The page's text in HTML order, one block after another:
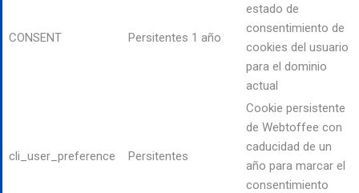
CONSENT Persitentes 1 año
estado de
consentimiento de
cookies del usuario
para el dominio
actual
cli_user_preference Persitentes
Cookie persistente
de Webtoffee con
caducidad de un
año para marcar el
consentimiento